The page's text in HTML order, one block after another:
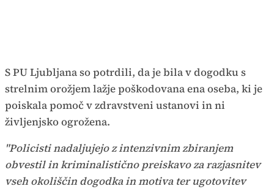
S PU Ljubljana so potrdili, da je bila v dogodku s
strelnim orožjem lažje poškodovana ena oseba, ki je
poiskala pomoč v zdravstveni ustanovi in ni
življenjsko ogrožena.
"Policisti nadaljujejo z intenzivnim zbiranjem
obvestil in kriminalistično preiskavo za razjasnitev
vseh okoliščin dogodka in motiva ter ugotovitev